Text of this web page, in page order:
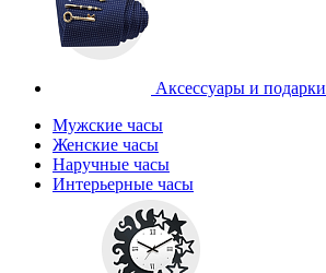
Аксессуары и подарки
Мужские часы
Женские часы
Наручные часы
Интерьерные часы